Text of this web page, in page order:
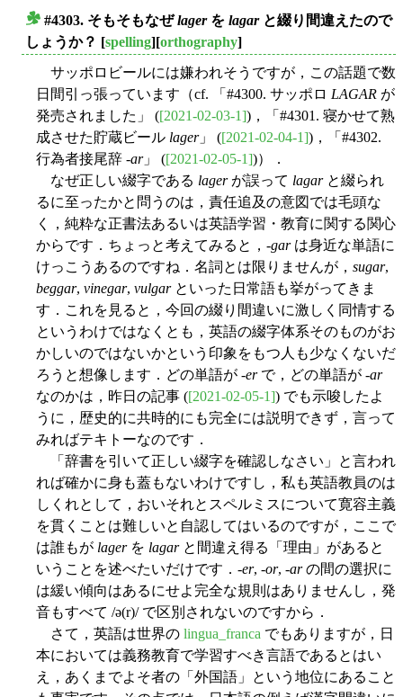
#4303. そもそもなぜlagerを lagarと綴り間違えたので
しょうか？ [spelling][orthography]
サッポロビールには嫌われそうですが，この話題で数
日間引っ張っています（cf. 「#4300. サッポロ LAGAR が
発売されました」 ([2021-02-03-1])，「#4301. 寝かせて熟
成させた貯蔵ビール lager」 ([2021-02-04-1])，「#4302.
行為者接尾辞 -ar」 ([2021-02-05-1])）．
なぜ正しい綴字である lagerが誤って lagarと綴られ
るに至ったかと問うのは，責任追及の意図では毛頭な
く，純粋な正書法あるいは英語学習・教育に関する関心
からです．ちょっと考えてみると，-garは身近な単語に
けっこうあるのですね．名詞とは限りませんが， sugar,
beggar, vinegar, vulgarといった日常語も挙がってきま
す．これを見ると，今回の綴り間違いに激しく同情する
というわけではなくとも，英語の綴字体系そのものがお
かしいのではないかという印象をもつ人も少なくないだ
ろうと想像します．どの単語が -erで，どの単語が -ar
なのかは，昨日の記事 ([2021-02-05-1]) でも示唆したよ
うに，歴史的に共時的にも完全には説明できず，言って
みればテキトーなのです．
「辞書を引いて正しい綴字を確認しなさい」と言われ
れば確かに身も蓋もないわけですし，私も英語教員のは
しくれとして，おいそれとスペルミスについて寛容主義
を貫くことは難しいと自認してはいるのですが，ここで
は誰もが lagerを lagarと間違え得る「理由」があると
いうことを述べたいだけです．-er, -or, -arの間の選択に
は緩い傾向はあるにせよ完全な規則はありませんし，発
音もすべて /ə(r)/ で区別されないのですから．
さて，英語は世界の lingua_franca でもありますが，日
本においては義務教育で学習すべき言語であるとはい
え，あくまでよそ者の「外国語」という地位にあること